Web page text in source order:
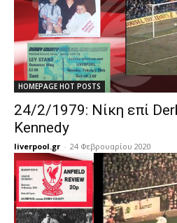
HOMEPAGE HOT POSTS
24/2/1979: Νίκη επί
Kennedy
liverpool.gr - 24 Φεβρουαρίου 2020